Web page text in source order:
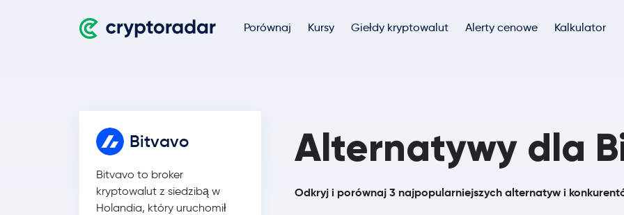
Porównaj Kursy Giełdy kryptowalut Alerty cenowe Kalkulator
Bitvavo
Bitvavo to broker
kryptowalut z siedzibą w
Holandia, który uruchomił
Alternatywy dla
Odkryj i porównaj 3 najpopularniejszych alternatyw i